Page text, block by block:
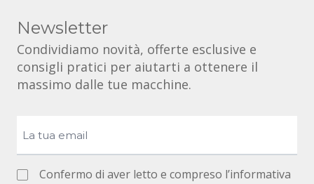
Newsletter
Condividiamo novità, offerte esclusive e
consigli pratici per aiutarti a ottenere il
massimo dalle tue macchine.
Confermo di aver letto e compreso l’informativa